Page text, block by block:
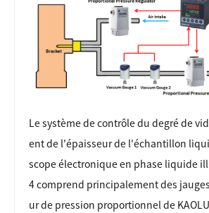
Le système de contrôle du degré de
ent de l'épaisseur de l'échantillon
scope électronique en phase liquide
4 comprend principalement des
ur de pression proportionnel de KAOLU